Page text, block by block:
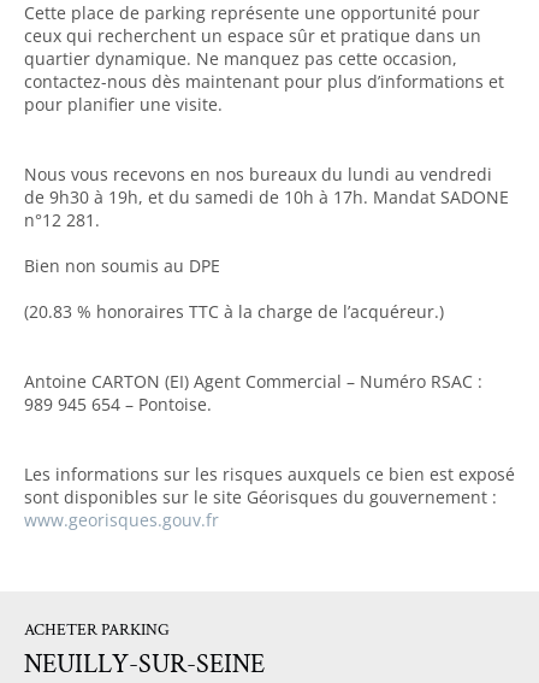
Cette place de parking représente une opportunité pour
ceux qui recherchent un espace sûr et pratique dans un
quartier dynamique. Ne manquez pas cette occasion,
contactez-nous dès maintenant pour plus d’informations et
pour planifier une visite.
Nous vous recevons en nos bureaux du lundi au vendredi
de 9h30 à 19h, et du samedi de 10h à 17h. Mandat SADONE
n°12 281.
Bien non soumis au DPE
(20.83 % honoraires TTC à la charge de l’acquéreur.)
Antoine CARTON (EI) Agent Commercial – Numéro RSAC :
989 945 654 – Pontoise.
Les informations sur les risques auxquels ce bien est exposé
sont disponibles sur le site Géorisques du gouvernement :
www.georisques.gouv.fr
ACHETER PARKING
NEUILLY-SUR-SEINE